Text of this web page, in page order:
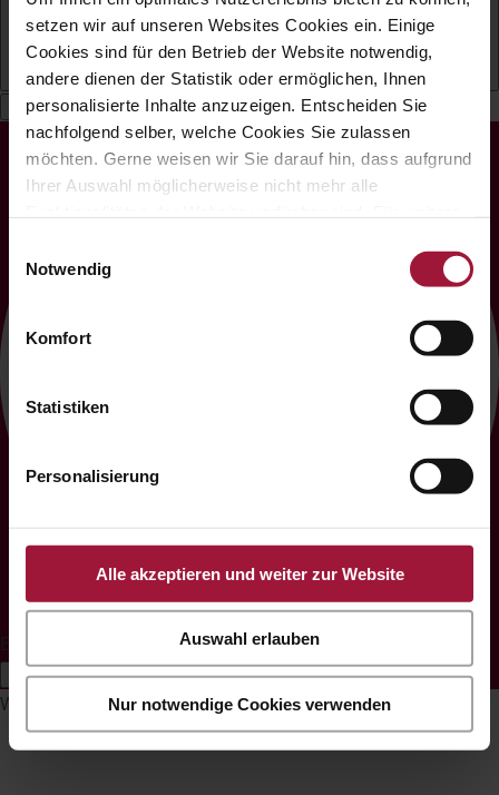
setzen wir auf unseren Websites Cookies ein. Einige
Cookies sind für den Betrieb der Website notwendig,
andere dienen der Statistik oder ermöglichen, Ihnen
personalisierte Inhalte anzuzeigen. Entscheiden Sie
nachfolgend selber, welche Cookies Sie zulassen
möchten. Gerne weisen wir Sie darauf hin, dass aufgrund
Ihrer Auswahl möglicherweise nicht mehr alle
Datenschutzerklärung und Cookie Policy.
Notwendig
Komfort
Statistiken
Personalisierung
Alle akzeptieren und weiter zur Website
Auswahl erlauben
Nur notwendige Cookies verwenden
Deutsch
Barrierefreiheits-Anpassungen
Symbolleiste ausblenden
Wählen Sie Ihr Barrierefreiheitsprofil